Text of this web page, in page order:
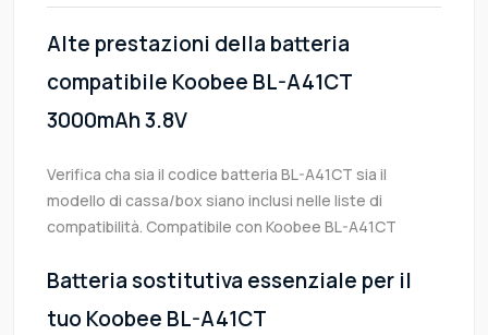
Alte prestazioni della batteria
compatibile Koobee BL-A41CT
3000mAh 3.8V
Verifica cha sia il codice batteria BL-A41CT sia il
modello di cassa/box siano inclusi nelle liste di
compatibilità. Compatibile con Koobee BL-A41CT
Batteria sostitutiva essenziale per il
tuo Koobee BL-A41CT